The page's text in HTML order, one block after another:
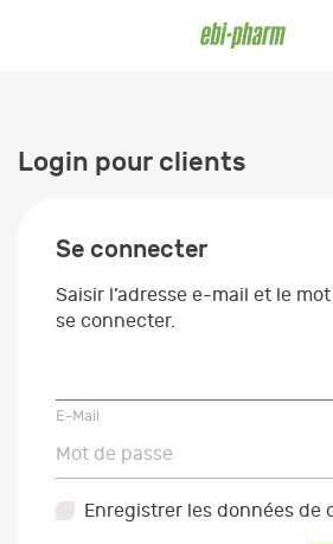
Login pour clients
Se connecter
Saisir l’adresse e-mail et le
se connecter.
E-Mail
Mot de passe
Mot de passe
Enregistrer les données de